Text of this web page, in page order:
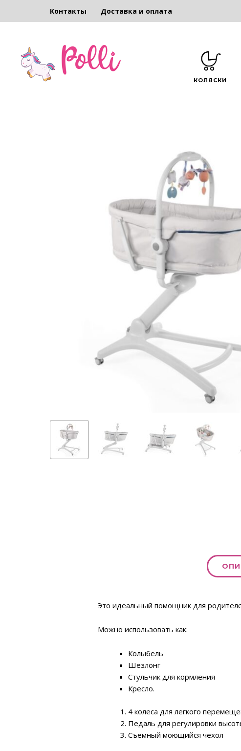
Контакты Доставка и оплата
КОЛЯСКИ
Это идеальный помощник для
Можно использовать как:
Колыбель
Шезлонг
Стульчик для кормления
Кресло.
4 колеса для легкого
Педаль для регулировки
Съемный моющийся чехол